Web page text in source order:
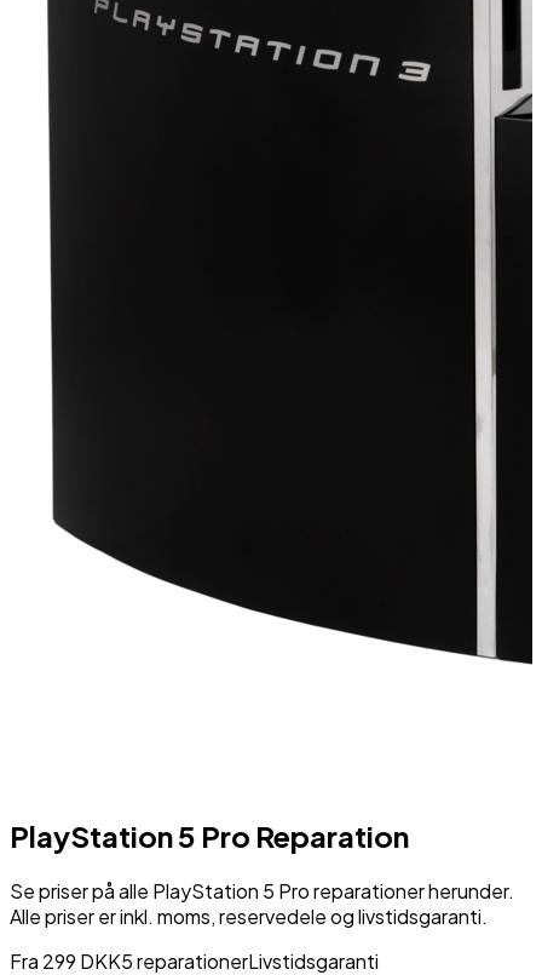
PlayStation 5 Pro Reparation
Se priser på alle PlayStation 5 Proreparationer herunder.
Alle priser er inkl. moms, reservedele og livstidsgaranti.
Fra 299 DKK5reparationerLivstidsgaranti